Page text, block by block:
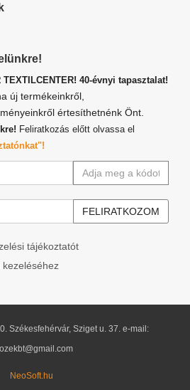
40-évnyi tapasztalat!
új termékeinkről,
értesíthetnénk Önt.
Feliratkozás előtt olvassa el
tájékoztatót
kezeléséhez
Székesfehérvár, Sziget u. 37. e-mail:
NeoSoft.hu